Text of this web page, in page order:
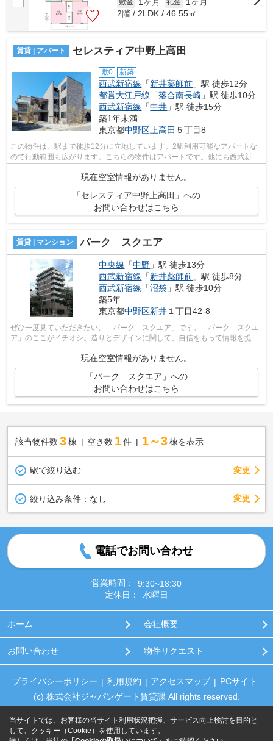
敷金 1ヶ月 礼金
1ヶ月
2階 / 2LDK / 46.55㎡
賃貸 | アパート セレスティア中野上高田
敷0 新築
西武新宿線 「新井薬師前 」駅 徒歩12分
都営大江戸線 「落合南長崎 」駅 徒歩10分
西武新宿線 「中井 」駅 徒歩15分
築1年未満
東京都中野区 上高田 ５丁目8
この物件は、駅まで徒歩12分に立地しています。2駅利用可能なアパートな
ので行動範囲も広がります。こちらの物件はアパートです。他にも西武新宿
線新井薬師前近くの物件をご覧になりた...
現在空室情報がありません。
「セレスティア中野上高田」への
お問い合わせはこちら
賃貸 | マンション パーク スクエア
中央線 「中野 」駅 徒歩13分
西武新宿線 「新井薬師前 」駅 徒歩8分
西武新宿線 「沼袋 」駅 徒歩10分
築5年
東京都中野区新井 １丁目42-8
ぜひ一度見ていただきたい、「パーク スクエア」です。「パーク スクエ
ア」のここがイチオシ。造りとデザインに関して、自信をもって情報を提供
現在空室情報がありません。
「パーク スクエア」への
お問い合わせはこちら
該当物件数 3棟 空き数 1 件 1～3 棟を表示
駅で絞り込む 変更
絞り込み条件： なし 変更
電話でお問い合わせ
営業時間：
9:30~18:30
定休日：
水曜日
ホーム 会社概要
お問い合わせ 物件リクエスト
プライバシーポリシー 利用規約 アクセスマップ
PCサイト
(c) 株式会社ジャパンゲート賃貸課 All rights reserved.
当サイトでは、お客様の当サイト利用状況把握、サービス向上検討を目的と
して、クッキー（Cookie）を使用しています。